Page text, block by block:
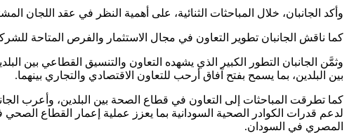
وأكد الجانبان، خلال المباحثات الثنائية، على أهمية النظر في عقد اللجان
كما ناقش الجانبان تطوير التعاون في مجال الاستثمار والفرص المتاحة
وثمَّن الجانبان التطور الكبير الذي يشهده التعاون والتنسيق القطاعي بين
بين البلدين، بما يسمح بفتح آفاق أرحب للتعاون الاقتصادي والتجاري بينهما.
كما تطرقت المباحثات إلى التعاون في قطاع الصحة بين البلدين، وأعرب
لدعم قدرات الكوادر الصحية السودانية بما يعزز عملية إعمار القطاع
المصري في السودان.